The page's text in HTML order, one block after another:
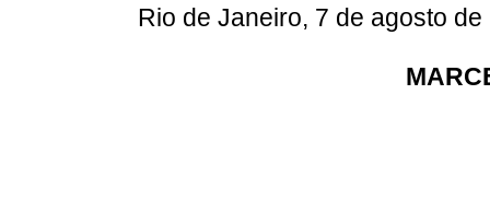
Rio de Janeiro, 7 de agosto